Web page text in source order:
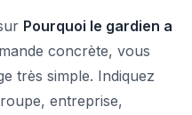
Pourquoi le gardien a
concrète, vous
très simple. Indiquez
entreprise,